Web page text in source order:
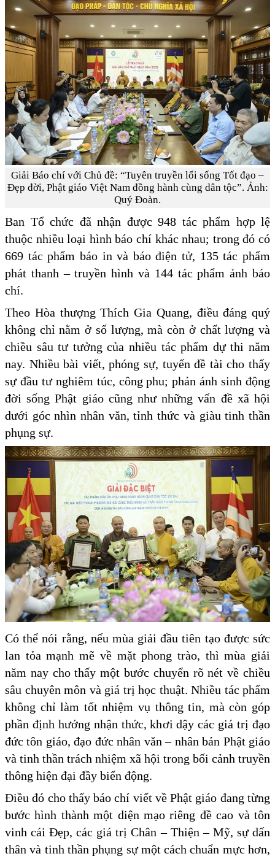
Giải Báo chí với Chủ đề: “Tuyên truyền lối sống Tốt đạo –
Đẹp đời, Phật giáo Việt Nam đồng hành cùng dân tộc”. Ảnh:
Quý Đoàn.
Ban Tổ chức đã nhận được 948 tác phẩm hợp lệ
thuộc nhiều loại hình báo chí khác nhau; trong đó có
669 tác phẩm báo in và báo điện tử, 135 tác phẩm
phát thanh – truyền hình và 144 tác phẩm ảnh báo
chí.
Theo Hòa thượng Thích Gia Quang, điều đáng quý
không chỉ nằm ở số lượng, mà còn ở chất lượng và
chiều sâu tư tưởng của nhiều tác phẩm dự thi năm
nay. Nhiều bài viết, phóng sự, tuyến đề tài cho thấy
sự đầu tư nghiêm túc, công phu; phản ánh sinh động
đời sống Phật giáo cũng như những vấn đề xã hội
dưới góc nhìn nhân văn, tỉnh thức và giàu tinh thần
phụng sự.
Có thể nói rằng, nếu mùa giải đầu tiên tạo được sức
lan tỏa mạnh mẽ về mặt phong trào, thì mùa giải
năm nay cho thấy một bước chuyển rõ nét về chiều
sâu chuyên môn và giá trị học thuật. Nhiều tác phẩm
không chỉ làm tốt nhiệm vụ thông tin, mà còn góp
phần định hướng nhận thức, khơi dậy các giá trị đạo
đức tôn giáo, đạo đức nhân văn – nhân bản Phật giáo
và tinh thần trách nhiệm xã hội trong bối cảnh truyền
thông hiện đại đầy biến động.
Điều đó cho thấy báo chí viết về Phật giáo đang từng
bước hình thành một diện mạo riêng đề cao và tôn
vinh cái Đẹp, các giá trị Chân – Thiện – Mỹ, sự dấn
thân và tinh thần phụng sự một cách chuẩn mực hơn,